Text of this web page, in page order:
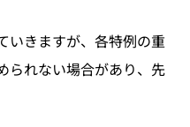
いきますが、各特例の重
られない場合があり、先